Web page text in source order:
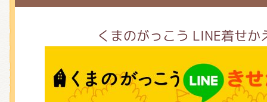
くまのがっこう LINE着せかえ
ショップインフォメーション
グッズインフォメーション